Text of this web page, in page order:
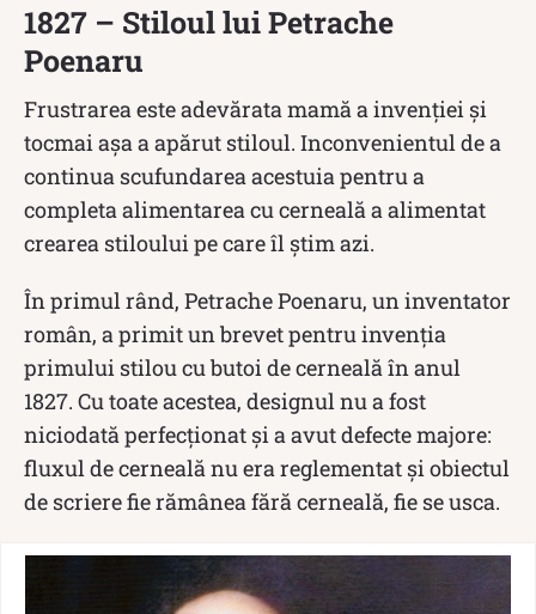
1827 – Stiloul lui Petrache
Poenaru
Frustrarea este adevărata mamă a invenției și
tocmai așa a apărut stiloul. Inconvenientul de a
continua scufundarea acestuia pentru a
completa alimentarea cu cerneală a alimentat
crearea stiloului pe care îl știm azi.
În primul rând, Petrache Poenaru, un inventator
român, a primit un brevet pentru invenția
primului stilou cu butoi de cerneală în anul
1827. Cu toate acestea, designul nu a fost
niciodată perfecționat și a avut defecte majore:
fluxul de cerneală nu era reglementat și obiectul
de scriere fie rămânea fără cerneală, fie se usca.